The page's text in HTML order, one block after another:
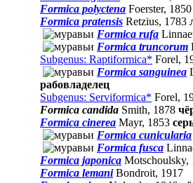
Formica polyctena Foerster,
Formica pratensis Retzius, 1783
Formica rufa
Formica truncorum
Subgenus: Raptiformica* Forel,
Formica sanguinea
рабовладелец
Subgenus: Serviformica* Forel,
Formica candida Smith, 1878
Formica cinerea Mayr, 1853
Formica cunicularia
Formica fusca
Formica japonica Motschoulsky,
Formica lemaniBondroit, 1917